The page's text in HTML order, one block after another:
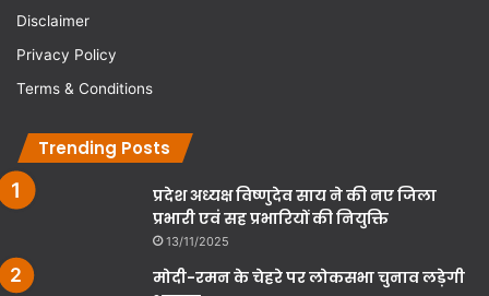
Disclaimer
Privacy Policy
Terms & Conditions
Trending Posts
प्रदेश अध्यक्ष विष्णुदेव साय ने की नए जिला
प्रभारी एवं सह प्रभारियों की नियुक्ति
13/11/2025
मोदी-रमन के चेहरे पर लोकसभा चुनाव लड़ेगी